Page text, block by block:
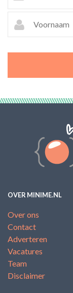
OVER MINIME.NL
Over ons
Contact
Adverteren
Vacatures
Team
Disclaimer